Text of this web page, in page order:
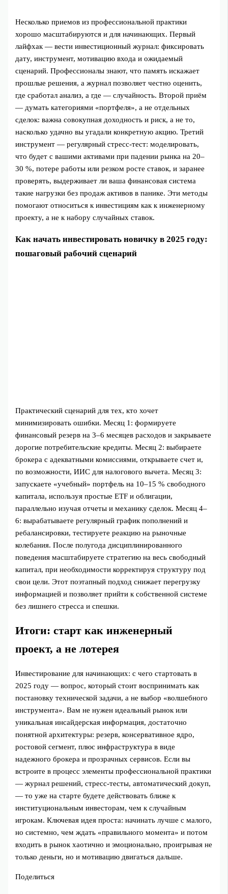
Несколько приемов из профессиональной практики
хорошо масштабируются и для начинающих. Первый
лайфхак — вести инвестиционный журнал: фиксировать
дату, инструмент, мотивацию входа и ожидаемый
сценарий. Профессионалы знают, что память искажает
прошлые решения, а журнал позволяет честно оценить,
где сработал анализ, а где — случайность. Второй приём
— думать категориями «портфеля», а не отдельных
сделок: важна совокупная доходность и риск, а не то,
насколько удачно вы угадали конкретную акцию. Третий
инструмент — регулярный стресс-тест: моделировать,
что будет с вашими активами при падении рынка на 20–
30 %, потере работы или резком росте ставок, и заранее
проверять, выдерживает ли ваша финансовая система
такие нагрузки без продаж активов в панике. Эти методы
помогают относиться к инвестициям как к инженерному
проекту, а не к набору случайных ставок.
Как начать инвестировать новичку в 2025 году:
пошаговый рабочий сценарий
Практический сценарий для тех, кто хочет
минимизировать ошибки. Месяц 1: формируете
финансовый резерв на 3–6 месяцев расходов и закрываете
дорогие потребительские кредиты. Месяц 2: выбираете
брокера с адекватными комиссиями, открываете счет и,
по возможности, ИИС для налогового вычета. Месяц 3:
запускаете «учебный» портфель на 10–15 % свободного
капитала, используя простые ETF и облигации,
параллельно изучая отчеты и механику сделок. Месяц 4–
6: вырабатываете регулярный график пополнений и
ребалансировки, тестируете реакцию на рыночные
колебания. После полугода дисциплинированного
поведения масштабируете стратегию на весь свободный
капитал, при необходимости корректируя структуру под
свои цели. Этот поэтапный подход снижает перегрузку
информацией и позволяет прийти к собственной системе
без лишнего стресса и спешки.
Итоги: старт как инженерный
проект, а не лотерея
Инвестирование для начинающих: с чего стартовать в
2025 году — вопрос, который стоит воспринимать как
постановку технической задачи, а не выбор «волшебного
инструмента». Вам не нужен идеальный рынок или
уникальная инсайдерская информация, достаточно
понятной архитектуры: резерв, консервативное ядро,
ростовой сегмент, плюс инфраструктура в виде
надежного брокера и прозрачных сервисов. Если вы
встроите в процесс элементы профессиональной практики
— журнал решений, стресс-тесты, автоматический докуп,
— то уже на старте будете действовать ближе к
институциональным инвесторам, чем к случайным
игрокам. Ключевая идея проста: начинать лучше с малого,
но системно, чем ждать «правильного момента» и потом
входить в рынок хаотично и эмоционально, проигрывая не
только деньги, но и мотивацию двигаться дальше.
Поделиться